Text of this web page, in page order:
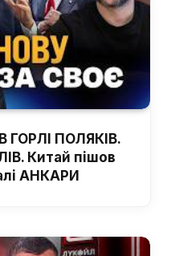
ГОРЛІ ПОЛЯКІВ.
Китай пішов
АНКАРИ